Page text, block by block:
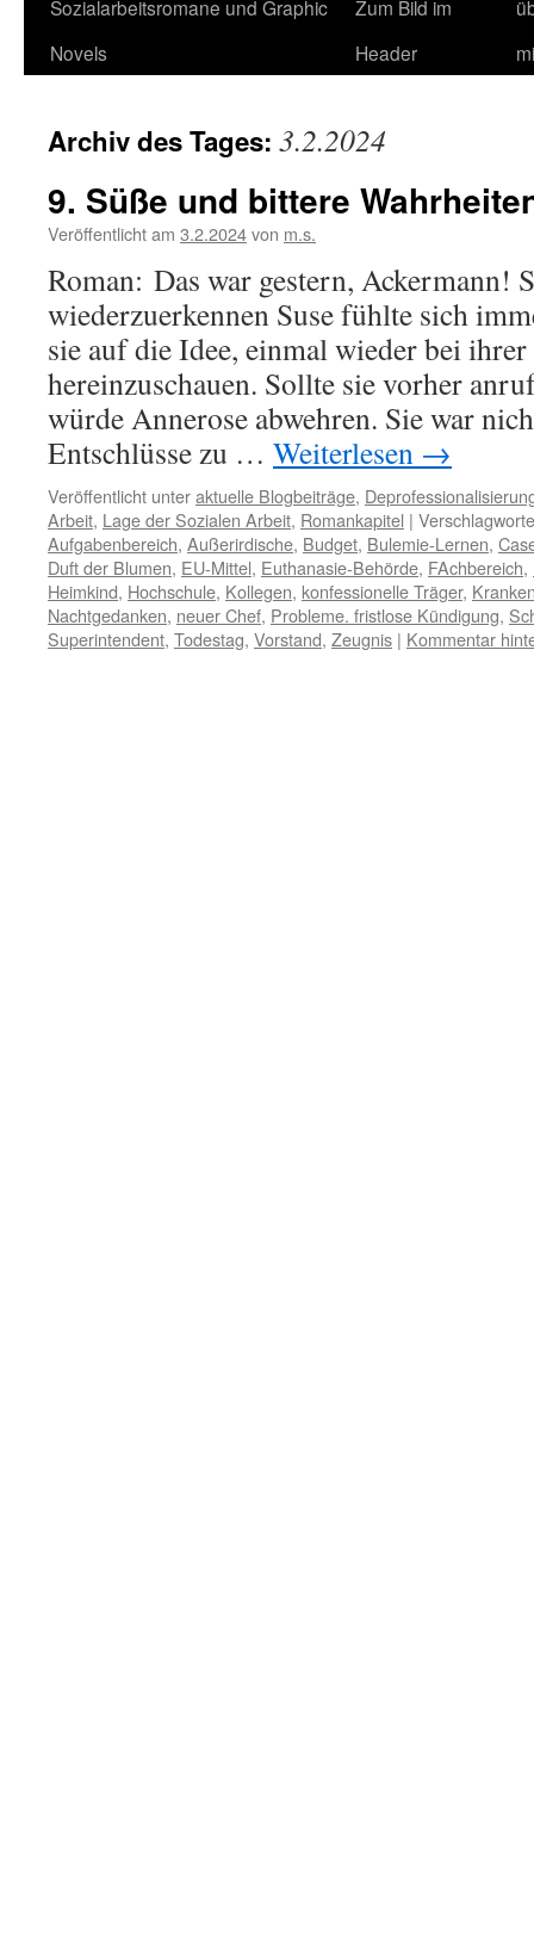
Sozialarbeitsromane und Graphic
Novels
Zum Bild im
Header
Archiv des Tages: 3.2.2024
9. Süße und bittere
Veröffentlicht am 3.2.2024von m.s.
Roman: Das war gestern, Ackermann!
wiederzuerkennen Suse fühlte sich
sie auf die Idee, einmal wieder bei ihrer
hereinzuschauen. Sollte sie vorher
würde Annerose abwehren. Sie war
Entschlüsse zu … Weiterlesen →
Veröffentlicht unteraktuelle Blogbeiträge,
Arbeit, Lage der Sozialen Arbeit, Romankapitel |
Aufgabenbereich, Außerirdische, Budget, Bulemie-Lernen,
Duft der Blumen, EU-Mittel, Euthanasie-Behörde, FAchbereich,
Heimkind, Hochschule, Kollegen, konfessionelle Träger,
Nachtgedanken, neuer Chef, Probleme. fristlose Kündigung,
Superintendent, Todestag, Vorstand, Zeugnis | Kommentar